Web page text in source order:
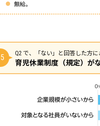
無給。
Q2 で、「ない」と回答した方に
育児休業制度（規定）が